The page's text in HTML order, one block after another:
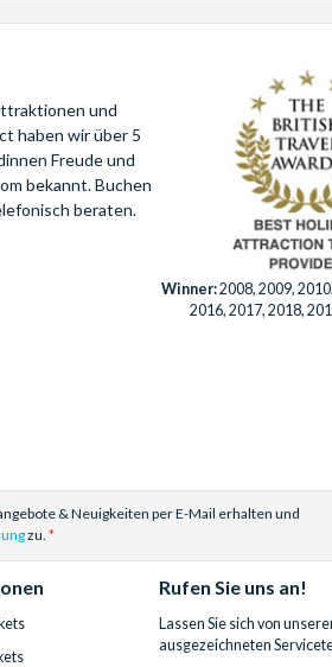
und
haben wir über 5
Freude und
bekannt. Buchen
beraten.
Winner:2008, 2009,
2016, 2017, 2018,
& Neuigkeiten per E-Mail erhalten und
zu.
Rufen Sie uns an!
Lassen Sie sich von
ausgezeichneten